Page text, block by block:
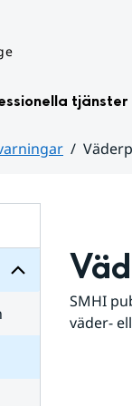
tjänster
för
SMHI
väder-